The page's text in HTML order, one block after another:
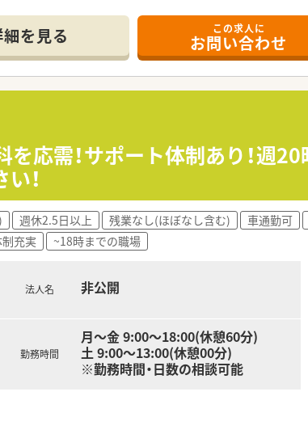
るよう患者様も椅子に座ってお話が出来る環境で
な環境です。
おります。
に根付いた薬局グループです。
社内交流があり、現在は社長の感謝の気持ちで正
れを実施しておりますので研修に関しても自信が
る為、必要なお休みも取りやすいです。
休が減ることはございません。
やマネジメント業務など社長と近い環境で色々学
を見る この求人に
お問い合わせ
応需！サポート体制あり！週
！
週休2.5日以上 残業なし(ほぼなし含む) 車通勤可
充実 ~18時までの職場
法人名 非公開
勤務時間
月～金 9:00～18:00(休憩60分)
土 9:00～13:00(休憩00分)
※勤務時間・日数の相談可能